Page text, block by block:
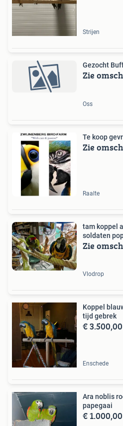
Strijen
Gezocht
Zie
Oss
Te koop
Zie
Raalte
tam koppel
soldaten
Zie
Vlodrop
Koppel blauw geel
tijd gebrek
€ 3.500,00
Enschede
Ara noblis
papegaai
€ 1.000,00